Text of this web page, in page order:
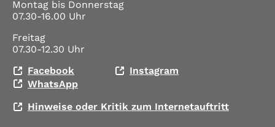
Montag bis Donnerstag
07.30-16.00 Uhr
Freitag
07.30-12.30 Uhr
Facebook
Instagram
WhatsApp
Hinweise oder Kritik zum Internetauftritt